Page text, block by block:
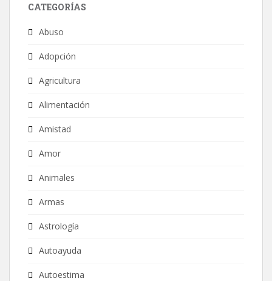
CATEGORÍAS
Abuso
Adopción
Agricultura
Alimentación
Amistad
Amor
Animales
Armas
Astrología
Autoayuda
Autoestima